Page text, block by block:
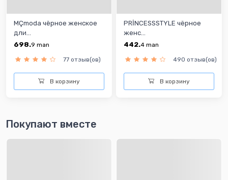
MÇmoda чёрнoe женскoe
дли...
698.9 man
77 отзыв(ов)
В корзину
PRİNCESSSTYLE чёрнoe
женс...
442.4 man
490 отзыв(ов)
В корзину
Покупают вместе